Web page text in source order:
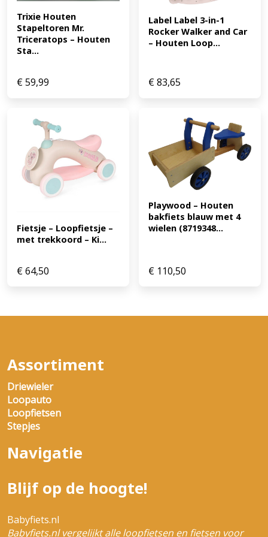
Trixie Houten
Stapeltoren Mr.
Triceratops – Houten
Sta...
€59,99
Label Label 3-in-1
Rocker Walker and Car
– Houten Loop...
€83,65
Fietsje – Loopfietsje –
met trekkoord – Ki...
€64,50
Playwood – Houten
bakfiets blauw met 4
wielen (8719348...
€ 110,50
Assortiment
Driewieler
Loopauto
Loopfietsen
Stepjes
Navigatie
Blijf op de hoogte!
Babyfiets.nl
Babyfiets.nl vergelijkt alle loopfietsen en fietsen voor